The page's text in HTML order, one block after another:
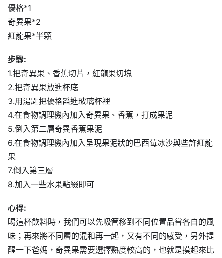
優格*1
奇異果*2
紅龍果*半顆
步驟:
1.把奇異果、香蕉切片，紅龍果切塊
2.把奇異果放進杯底
3.用湯匙把優格舀進玻璃杯裡
4.在食物調理機內加入奇異果、香蕉，打成果泥
5.倒入第二層奇異香蕉果泥
6.在食物調理機內加入呈現果泥狀的巴西莓冰沙與些許紅龍
果
7.倒入第三層
8.加入一些水果點綴即可
心得:
喝這杯飲料時，我們可以先吸管移到不同位置品嘗各自的風
味；再來將不同層的混和再一起，又有不同的感受，另外提
醒一下爸媽，奇異果需要選擇熟度較高的，也就是摸起來比